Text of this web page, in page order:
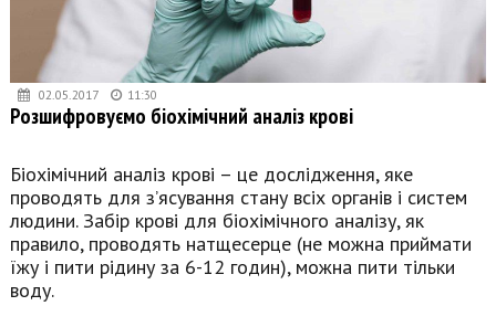
02.05.2017 11:30
Розшифровуємо біохімічний аналіз крові
Біохімічний аналіз крові – це дослідження, яке
проводять для з’ясування стану всіх органів і систем
людини. Забір крові для біохімічного аналізу, як
правило, проводять натщесерце (не можна приймати
їжу і пити рідину за 6-12 годин), можна пити тільки
воду.